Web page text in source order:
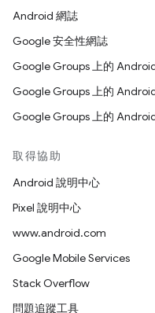
Android 網誌
Google 安全性網誌
Google Groups 上的
Google Groups 上的
Google Groups 上的
取得協助
Android 說明中心
Pixel 說明中心
www.android.com
Google Mobile Services
Stack Overflow
問題追蹤工具